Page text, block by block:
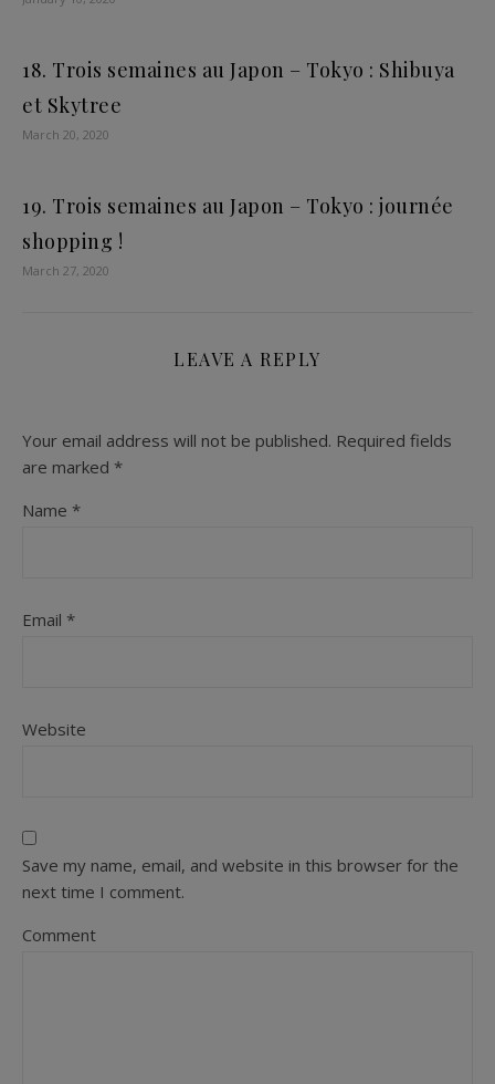
18. Trois semaines au Japon – Tokyo : Shibuya
et Skytree
March 20, 2020
19. Trois semaines au Japon – Tokyo : journée
shopping !
March 27, 2020
LEAVE A REPLY
Your email address will not be published. Required fields
are marked *
Name *
Email *
Website
Save my name, email, and website in this browser for the
next time I comment.
Comment